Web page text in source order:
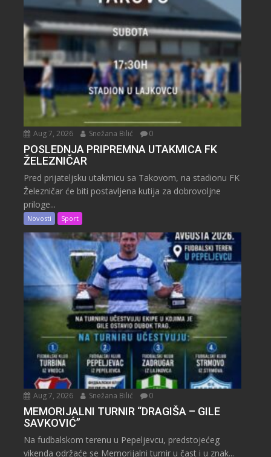
Aug 7, 2026 Snežana Bilić 0
POSLEDNJA PRIPREMNA UTAKMICA FK
ŽELEZNIČAR
Pred prijateljsku utakmicu sa Takovom, na stadionu FK
Železničar će biti postavljena kutija za dobrovoljne
priloge...
Novosti Sport
Aug 7, 2026 Snežana Bilić 0
MEMORIJALNI TURNIR “DRAGIŠA – GILE
SAVKOVIĆ”
Na fudbalskom terenu u Pepeljevcu, predstojećeg
vikenda održaće se Memorijalni turnir u čast i u znak...